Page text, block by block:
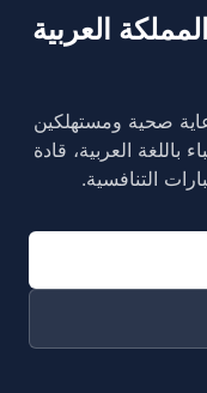
العربية
صحية ومستهلكين
العربية، قادة